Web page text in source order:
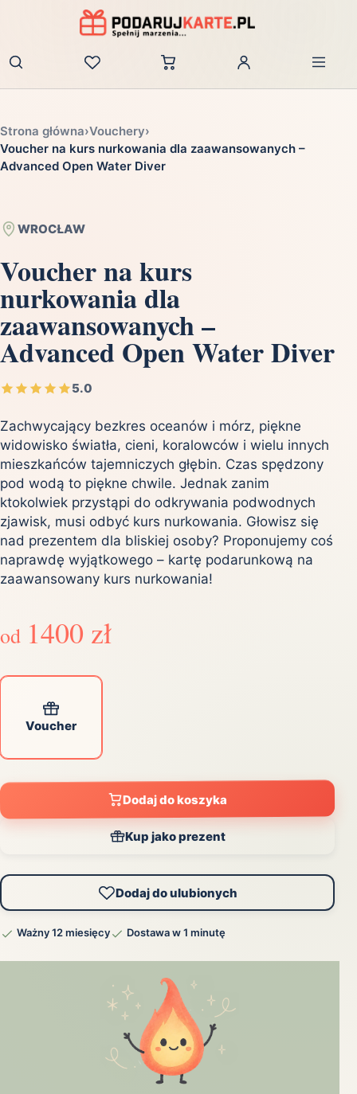
Zaloguj
Strona główna›Vouchery›
Voucher na kurs nurkowania dla zaawansowanych –
Advanced Open Water Diver
WROCŁAW
Voucher na kurs
nurkowania dla
zaawansowanych –
Advanced Open Water Diver
5.0
Zachwycający bezkres oceanów i mórz, piękne
widowisko światła, cieni, koralowców i wielu innych
mieszkańców tajemniczych głębin. Czas spędzony
pod wodą to piękne chwile. Jednak zanim
ktokolwiek przystąpi do odkrywania podwodnych
zjawisk, musi odbyć kurs nurkowania. Głowisz się
nad prezentem dla bliskiej osoby? Proponujemy coś
naprawdę wyjątkowego – kartę podarunkową na
zaawansowany kurs nurkowania!
od 1400 zł
Voucher
Dodaj do koszyka
Kup jako prezent
Dodaj do ulubionych
Ważny 12 miesięcy Dostawa w 1 minutę